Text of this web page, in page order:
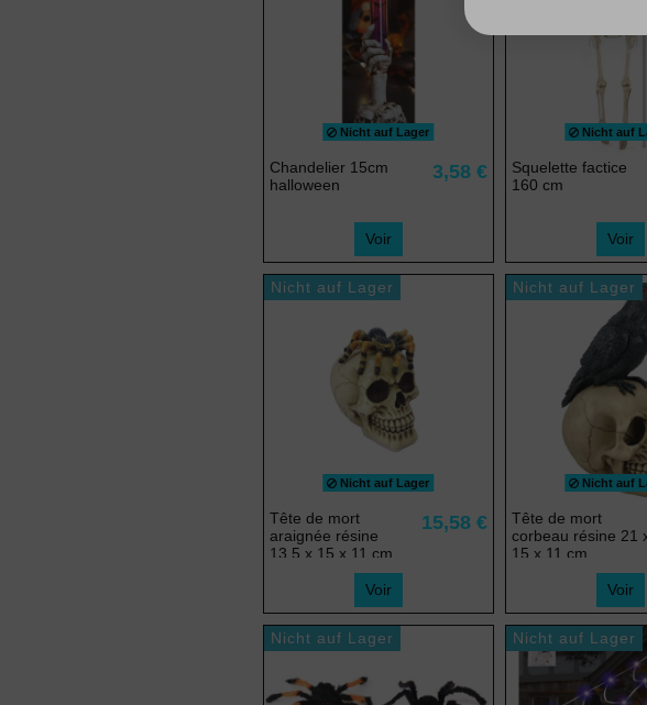
Nicht auf Lager
Chandelier 15cm
halloween
3,58 €
Voir
Nicht auf
Squelette factice
160 cm
Voir
Nicht auf Lager
Nicht auf Lager
Tête de mort
araignée résine
13.5 x 15 x 11 cm
15,58 €
Voir
Nicht auf Lager
Nicht auf
Tête de mort
corbeau résine 21
15 x 11 cm
Voir
Nicht auf Lager Nicht auf Lager